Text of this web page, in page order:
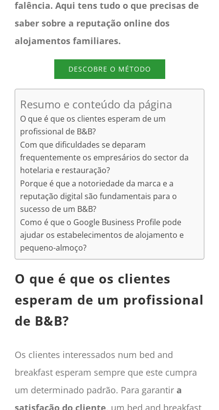
falência. Aqui tens tudo o que precisas de
saber sobre a reputação online dos
alojamentos familiares.
DESCOBRE O MÉTODO
Resumo e conteúdo da página
O que é que os clientes esperam de um
profissional de B&B?
Com que dificuldades se deparam
frequentemente os empresários do sector da
hotelaria e restauração?
Porque é que a notoriedade da marca e a
reputação digital são fundamentais para o
sucesso de um B&B?
Como é que o Google Business Profile pode
ajudar os estabelecimentos de alojamento e
pequeno-almoço?
O que é que os clientes
esperam de um profissional
de B&B?
Os clientes interessados num bed and
breakfast esperam sempre que este cumpra
um determinado padrão. Para garantir a
satisfação do cliente, um bed and breakfast